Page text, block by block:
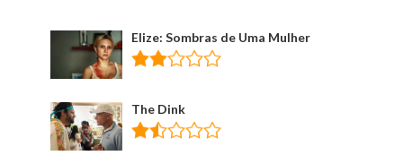
Elize: Sombras de Uma Mulher
The Dink